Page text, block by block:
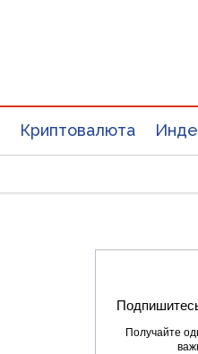
Криптовалюта
Получайте